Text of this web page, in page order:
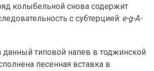
колыбельной снова содержит
с субтерцией: e-g-A-
данный типовой напев в тоджинской
песенная вставка в